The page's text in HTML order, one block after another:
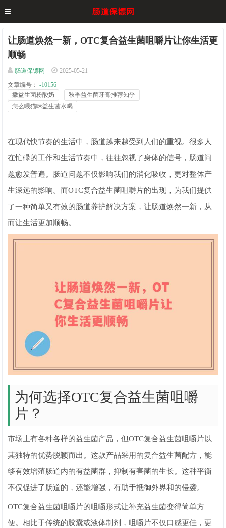
让肠道焕然一新，OTC复合益生菌咀嚼片让你生活更
顺畅
肠道保镖网
2025-05-21
文章编号：
-10156
撒益生菌粉酸奶
秋季益生菌牙膏推荐知乎
怎么喂猫咪益生菌水喝
在现代快节奏的生活中，肠道越来越受到人们的重视。很多人
在忙碌的工作和生活节奏中，往往忽视了身体的信号，肠道问
题愈发普遍。肠道问题不仅影响我们的消化吸收，更对整体产
生深远的影响。而OTC复合益生菌咀嚼片的出现，为我们提供
了一种简单又有效的肠道养护解决方案，让肠道焕然一新，从
而让生活更加顺畅。
为何选择OTC复合益生菌咀嚼
片？
市场上有各种各样的益生菌产品，但OTC复合益生菌咀嚼片以
其独特的优势脱颖而出。这款产品采用的复合益生菌配方，能
够有效增殖肠道内的有益菌群，抑制有害菌的生长。这种平衡
不仅促进了肠道的，还能增强，有助于抵御外界和的侵袭。
OTC复合益生菌咀嚼片的咀嚼形式让补充益生菌变得简单方
便。相比于传统的胶囊或液体制剂，咀嚼片不仅口感更佳，更